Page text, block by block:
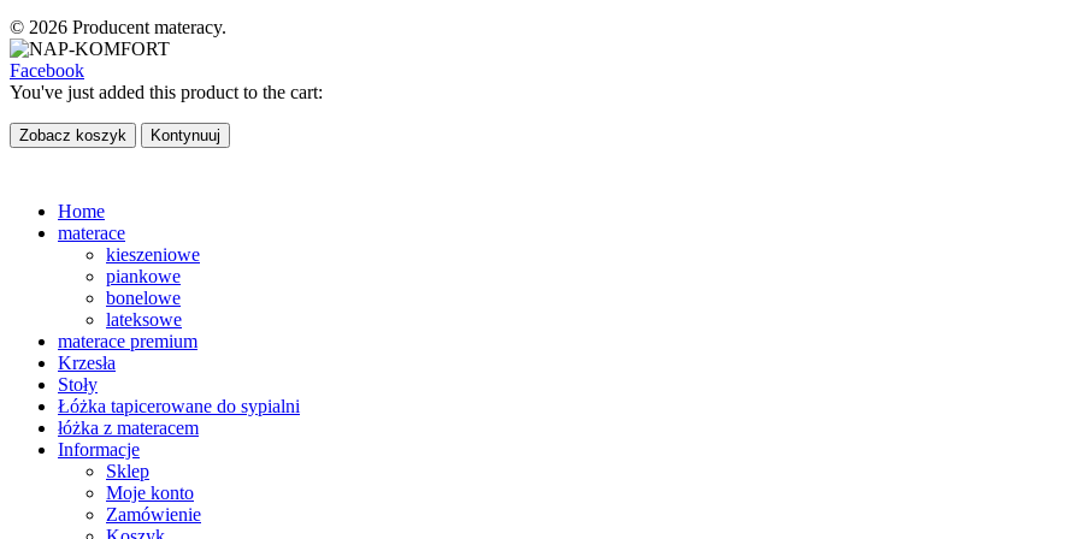
© 2026 Producent materacy.
Facebook
You've just added this product to the cart:
Zobacz koszyk Kontynuuj
Home
materace
kieszeniowe
piankowe
bonelowe
lateksowe
materace premium
Krzesła
Stoły
Łóżka tapicerowane do sypialni
łóżka z materacem
Informacje
Sklep
Moje konto
Zamówienie